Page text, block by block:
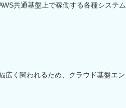
共通基盤上で稼働する各種システム
広く関われるため、クラウド基盤エン